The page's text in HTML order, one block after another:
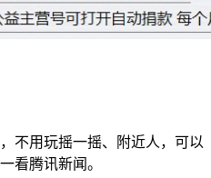
，不用玩摇一摇、附近人，可以
看腾讯新闻。